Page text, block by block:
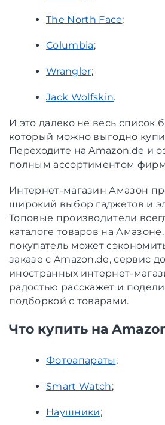
The North Face;
Columbia;
Wrangler;
Jack Wolfskin.
И это далеко не весь список
который можно выгодно
Переходите на Amazon.de и
полным ассортиментом
Интернет-магазин Амазон
широкий выбор гаджетов и
Топовые производители
каталоге товаров на
покупатель может
заказе с Amazon.de, сервис
иностранных интернет-
радостью расскажет и
подборкой с товарами.
Что купить на
Фотоапараты ;
Smart Watch;
Наушники;